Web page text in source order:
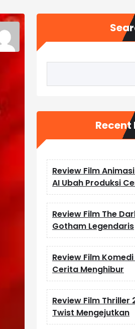
Recent
Review Film
AI Ubah Produksi
Review Film The
Gotham Legendaris
Review Film
Cerita Menghibur
Review Film Thriller
Twist Mengejutkan